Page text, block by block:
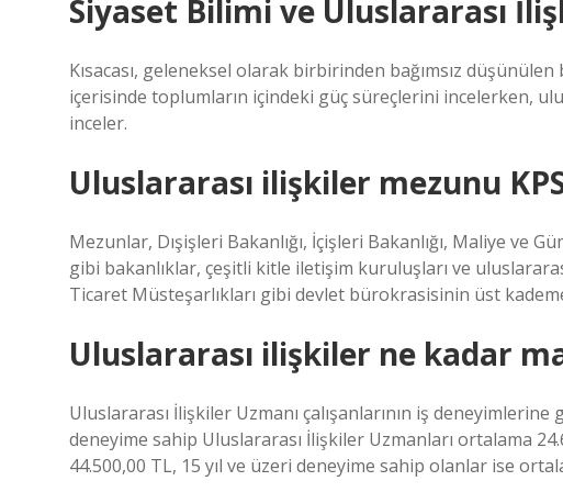
Siyaset Bilimi ve Uluslararası
Kısacası, geleneksel olarak birbirinden bağımsız
içerisinde toplumların içindeki güç süreçlerini incelerken,
inceler.
Uluslararası ilişkiler mezunu
Mezunlar, Dışişleri Bakanlığı, İçişleri Bakanlığı, Maliye ve
gibi bakanlıklar, çeşitli kitle iletişim kuruluşları ve
Ticaret Müsteşarlıkları gibi devlet bürokrasisinin üst
Uluslararası ilişkiler ne kadar
Uluslararası İlişkiler Uzmanı çalışanlarının iş deneyimlerine
deneyime sahip Uluslararası İlişkiler Uzmanları ortalama
44.500,00 TL, 15 yıl ve üzeri deneyime sahip olanlar ise